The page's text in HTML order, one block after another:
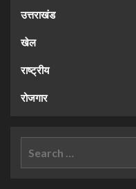
उत्तराखंड
खेल
राष्ट्रीय
रोजगार